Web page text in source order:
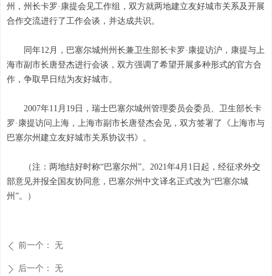
州，州长卡罗·康提会见工作组，双方就两地建立友好城市关系及开展
合作交流进行了工作会谈，并达成共识。
同年12月，巴塞尔城州州长兼卫生部长卡罗·康提访沪，康提与上
海市副市长唐登杰进行会谈，双方强调了希望开展多种形式的官方合
作，争取早日结为友好城市。
2007年11月19日，瑞士巴塞尔城州管理委员会委员、卫生部长卡
罗·康提访问上海，上海市副市长唐登杰会见，双方签署了《上海市与
巴塞尔州建立友好城市关系协议书》。
（注：两地结好时称“巴塞尔州”。2021年4月1日起，经征求外交
部意见并报全国友协同意，巴塞尔州中文译名正式改为“巴塞尔城
州”。）
ꄴ 前一个： 无
ꄲ 后一个： 无